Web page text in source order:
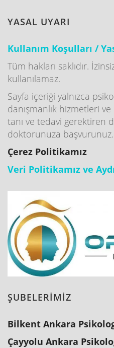
YASAL UYARI
Kullanım Koşulları /
Tüm hakları saklıdır.
kullanılamaz.
Sayfa içeriği yalnızca
danışmanlık hizmetleri
tanı ve tedavi gerektiren
doktorunuza başvurunuz.
Çerez Politikamız
Veri Politikamız ve
ŞUBELERİMİZ
Bilkent Ankara
Çayyolu Ankara